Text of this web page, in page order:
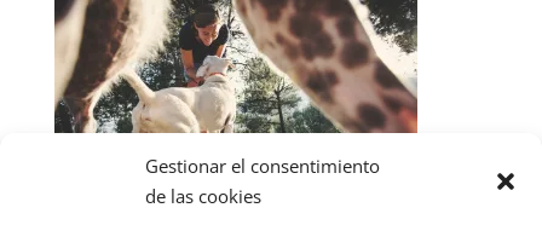
Gestionar el consentimiento
de las cookies